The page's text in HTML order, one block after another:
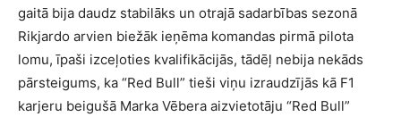
gaitā bija daudz stabilāks un otrajā sadarbības sezonā
Rikjardo arvien biežāk ieņēma komandas pirmā pilota
lomu, īpaši izceļoties kvalifikācijās, tādēļ nebija nekāds
pārsteigums, ka “Red Bull” tieši viņu izraudzījās kā F1
karjeru beigušā Marka Vēbera aizvietotāju “Red Bull”